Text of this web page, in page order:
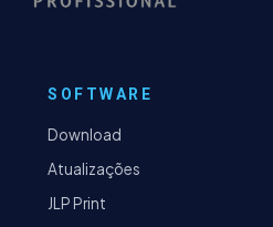
SOFTWARE
Download
Atualizações
JLP Print